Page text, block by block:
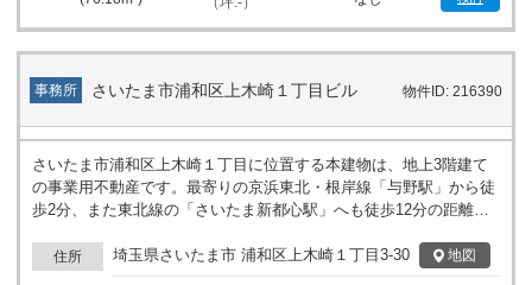
事務所 さいたま市浦和区上木崎１丁目ビル 物件ID: 216390
さいたま市浦和区上木崎１丁目に位置する本建物は、地上3階建て
の事業用不動産です。最寄りの京浜東北・根岸線「与野駅」から徒
歩2分、また東北線の「さいたま新都心駅」へも徒歩12分の距離に
関を利用する来訪者や従業員の動線を考慮した拠点として検討でき
住所 埼玉県さいたま市 浦和区上木崎１丁目3-30 地図